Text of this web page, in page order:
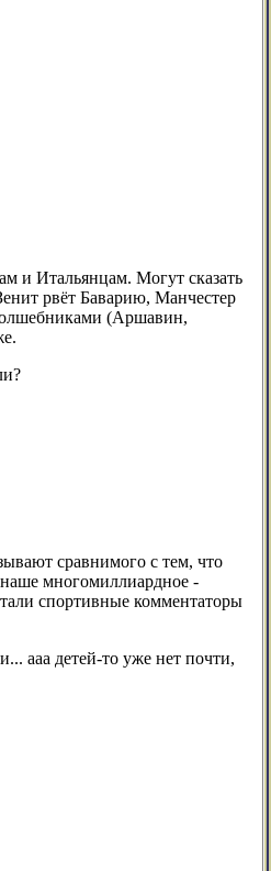
и Итальянцам. Могут сказать
рвёт Баварию, Манчестер
(Аршавин,
сравнимого с тем, что
многомиллиардное -
спортивные комментаторы
ааа детей-то уже нет почти,